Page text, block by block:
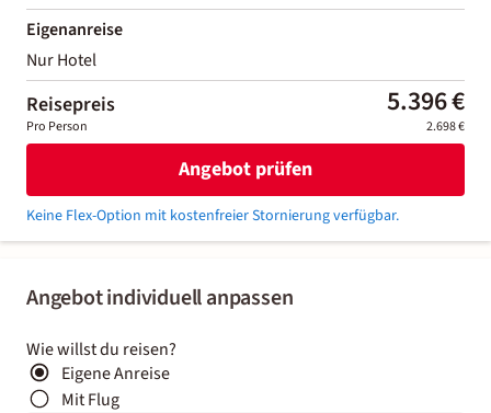
Angebot individuell anpassen
Wie willst du reisen?
Eigene Anreise
Mit Flug
Eigenanreise
Nur Hotel
Reisepreis 5.396 €
Pro Person 2.698 €
Angebot prüfen
Keine Flex-Option mit kostenfreier Stornierung verfügbar.